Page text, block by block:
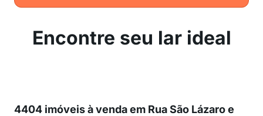
Encontre seu lar ideal
4404 imóveis à venda em Rua São Lázaro e